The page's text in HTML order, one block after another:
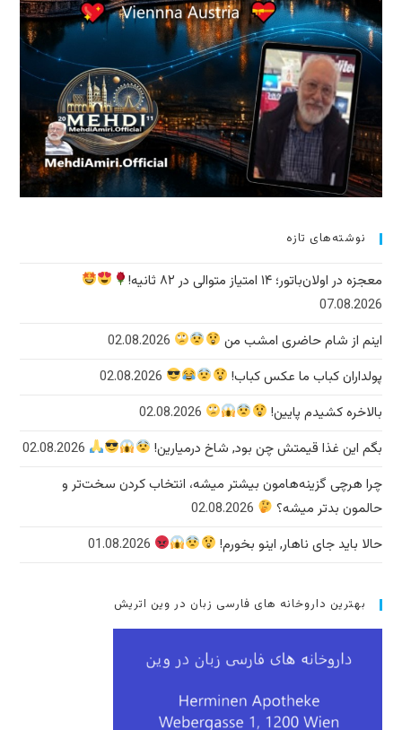
نوشته‌های تازه
معجزه در اولان‌باتور؛ ۱۴ امتیاز متوالی در ۸۲ ثانیه!
07.08.2026
اینم از شام حاضری امشب من
02.08.2026
پولداران کباب ما عکس کباب!
02.08.2026
بالاخره کشیدم پایین!
02.08.2026
بگم این غذا قیمتش چن بود, شاخ درمیارین!
02.08.2026
چرا هرچی گزینه‌هامون بیشتر میشه، انتخاب کردن سخت‌تر و
حالمون بدتر میشه؟
02.08.2026
حالا باید جای ناهار, اینو بخورم!
01.08.2026
بهترین داروخانه های فارسی زبان در وین اتریش